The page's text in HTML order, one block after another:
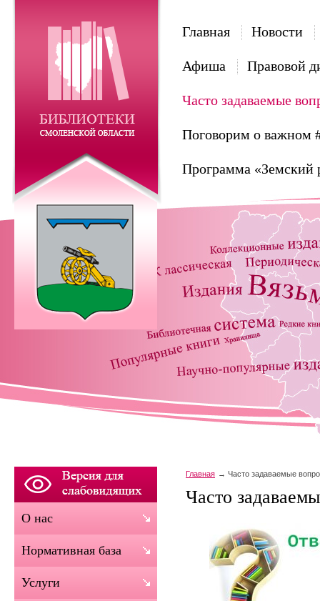
Главная Новости
Афиша Правовой
Часто задаваемые
Поговорим о важном
Программа «Земский
Главная Часто задаваемые
Часто
О нас
Нормативная база
Услуги